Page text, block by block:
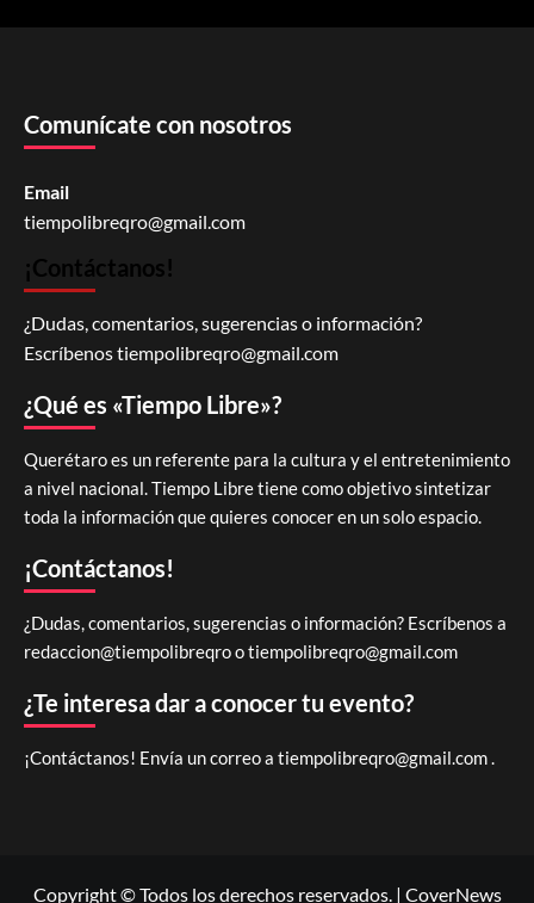
Comunícate con nosotros
Email
tiempolibreqro@gmail.com
¡Contáctanos!
¿Dudas, comentarios, sugerencias o información?
Escríbenostiempolibreqro@gmail.com
¿Qué es «Tiempo Libre»?
Querétaro es un referente para la cultura y el entretenimiento
a nivel nacional. Tiempo Libre tiene como objetivo sintetizar
toda la información que quieres conocer en un solo espacio.
¡Contáctanos!
¿Dudas, comentarios, sugerencias o información? Escríbenos a
redaccion@tiempolibreqro otiempolibreqro@gmail.com
¿Te interesa dar a conocer tu evento?
¡Contáctanos! Envía un correo a tiempolibreqro@gmail.com.
Copyright © Todos los derechos reservados. | CoverNews